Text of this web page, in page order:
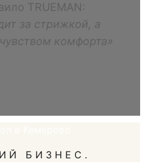
TRUEMAN:
за стрижкой, а
комфорта»
БИЗНЕС.